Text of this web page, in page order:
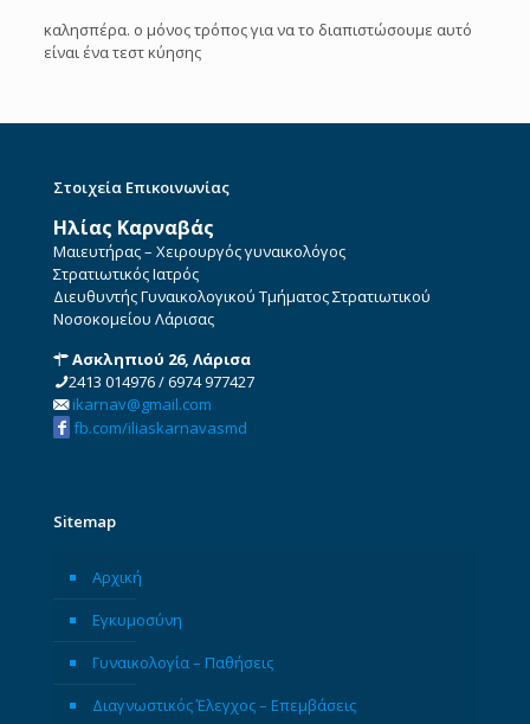
καλησπέρα. ο μόνος τρόπος για να το διαπιστώσουμε αυτό
είναι ένα τεστ κύησης
Στοιχεία Επικοινωνίας
Ηλίας Καρναβάς
Μαιευτήρας – Χειρουργός γυναικολόγος
Στρατιωτικός Ιατρός
Διευθυντής Γυναικολογικού Τμήματος Στρατιωτικού
Νοσοκομείου Λάρισας
Ασκληπιού 26, Λάρισα
2413 014976/6974 977427
ikarnav@gmail.com
fb.com/iliaskarnavasmd
Sitemap
Αρχική
Εγκυμοσύνη
Γυναικολογία – Παθήσεις
Διαγνωστικός Έλεγχος – Επεμβάσεις